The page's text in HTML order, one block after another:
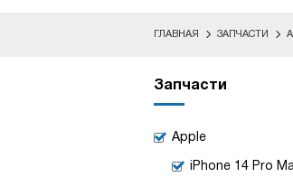
ГЛАВНАЯ ЗАПЧАСТИ
Запчасти
Apple
iPhone 14 Pro